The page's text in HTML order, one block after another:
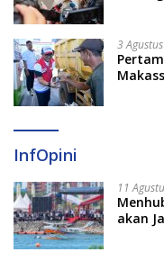
3
InfOpini
11
akan